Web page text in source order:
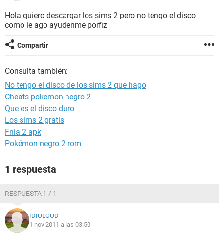
Hola quiero descargar los sims 2 pero no tengo el disco
como le ago ayudenme porfiz
Compartir
Consulta también:
No tengo el disco de los sims 2 que hago
Cheats pokemon negro 2
Que es el disco duro
Los sims 2 gratis
Fnia 2 apk
Pokémon negro 2 rom
1 respuesta
RESPUESTA 1 / 1
IDIOLOOD
1 nov 2011 a las 03:50